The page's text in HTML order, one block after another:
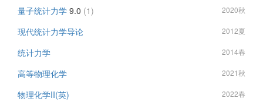
量子统计力学 9.0 (1) 2020秋
现代统计力学导论 2012夏
统计力学 2014春
高等物理化学 2021秋
物理化学II(英) 2022春